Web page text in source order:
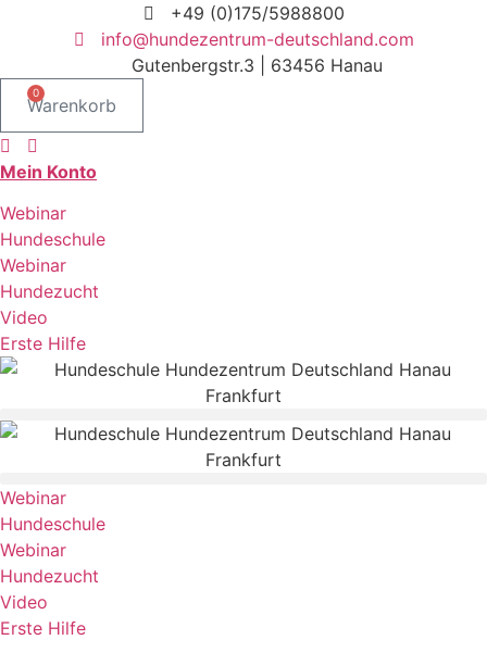
+49 (0)175/5988800
info@hundezentrum-deutschland.com
Gutenbergstr.3 | 63456 Hanau
0
Warenkorb
Mein Konto
Webinar
Hundeschule
Webinar
Hundezucht
Video
Erste Hilfe
Webinar
Hundeschule
Webinar
Hundezucht
Video
Erste Hilfe